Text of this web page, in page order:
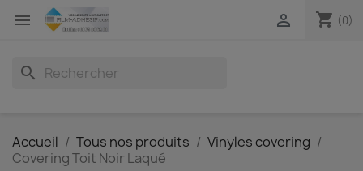
 shopping_cart (0)

search
Accueil Tous nos produits
Vinyles covering
Covering Toit Noir Laqué